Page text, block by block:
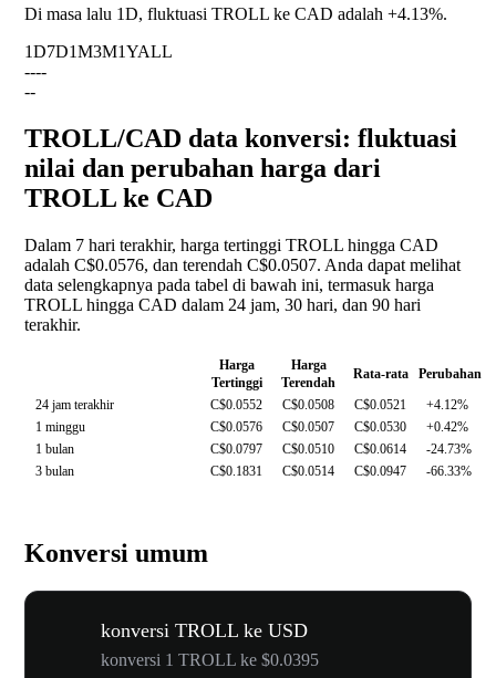
Di masa lalu 1D, fluktuasi TROLL ke CAD adalah +4.13%.
1D7D1M3M1YALL
----
--
TROLL/CAD data konversi: fluktuasi
nilai dan perubahan harga dari
TROLL ke CAD
Dalam 7 hari terakhir, harga tertinggi TROLL hingga CAD
adalah C$0.0576, dan terendah C$0.0507. Anda dapat melihat
data selengkapnya pada tabel di bawah ini, termasuk harga
TROLL hingga CAD dalam 24 jam, 30 hari, dan 90 hari
terakhir.
Harga
Tertinggi
Harga
Terendah
Rata-rata
Perubahan
24 jam terakhir
C$0.0552 C$0.0508 C$0.0521
+4.12%
1 minggu
C$0.0576 C$0.0507 C$0.0530
+0.42%
1 bulan
C$0.0797 C$0.0510 C$0.0614
-24.73%
3 bulan
C$0.1831 C$0.0514 C$0.0947 -66.33%
Konversi umum
konversi TROLL ke USD
konversi 1 TROLL ke $0.0395